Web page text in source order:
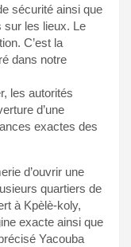
sécurité ainsi que
sur les lieux. Le
C’est la
dans notre
les autorités
d’une
exactes des
d’ouvrir une
quartiers de
à Kpèlè-koly,
exacte ainsi que
Yacouba